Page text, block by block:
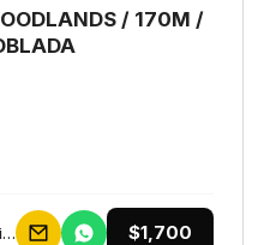
/ 170M /
Galceb Group Bienes Raices $1,700